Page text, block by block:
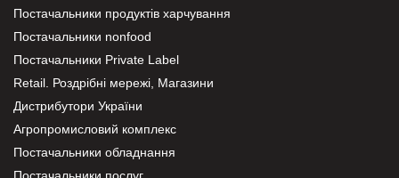
Постачальники продуктів харчування
Постачальники nonfood
Постачальники Private Label
Retail. Роздрібні мережі, Магазини
Дистрибутори України
Агропромисловий комплекс
Постачальники обладнання
Постачальники послуг